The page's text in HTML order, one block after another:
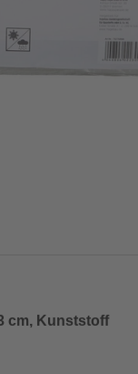
cm, Kunststoff